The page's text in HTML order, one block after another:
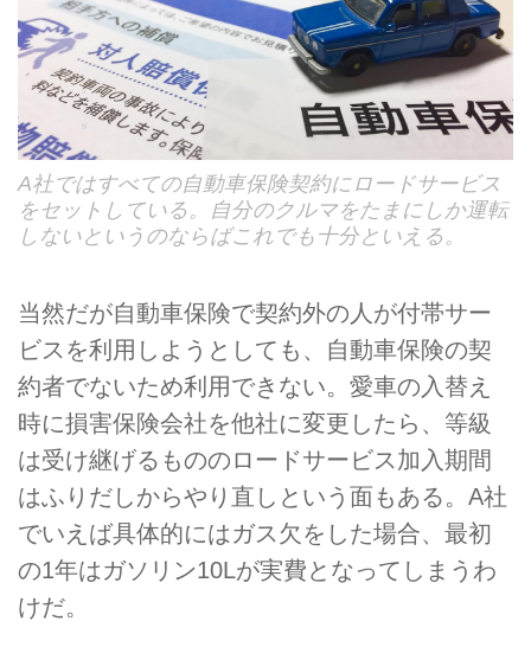
A社ではすべての自動車保険契約にロードサービス
をセットしている。自分のクルマをたまにしか運転
しないというのならばこれでも十分といえる。
当然だが自動車保険で契約外の人が付帯サー
ビスを利用しようとしても、自動車保険の契
約者でないため利用できない。愛車の入替え
時に損害保険会社を他社に変更したら、等級
は受け継げるもののロードサービス加入期間
はふりだしからやり直しという面もある。A社
でいえば具体的にはガス欠をした場合、最初
の1年はガソリン10Lが実費となってしまうわ
けだ。